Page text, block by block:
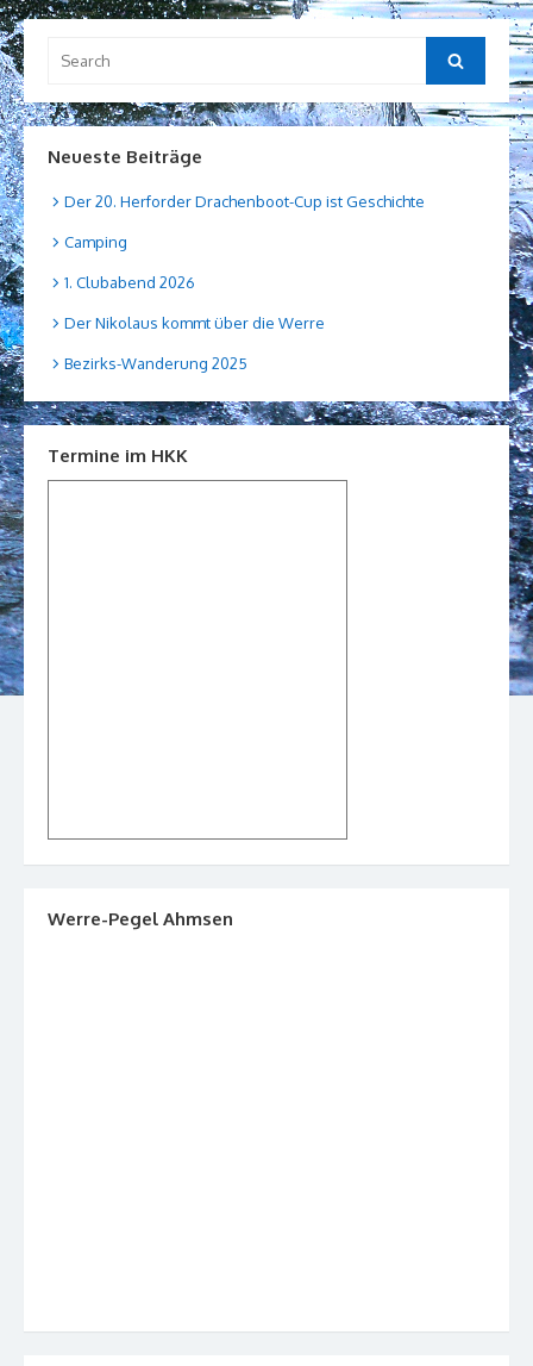
for:
Search
Neueste Beiträge
Der 20. Herforder Drachenboot-Cup ist Geschichte
Camping
1. Clubabend 2026
Der Nikolaus kommt über die Werre
Bezirks-Wanderung 2025
Termine im HKK
Werre-Pegel Ahmsen